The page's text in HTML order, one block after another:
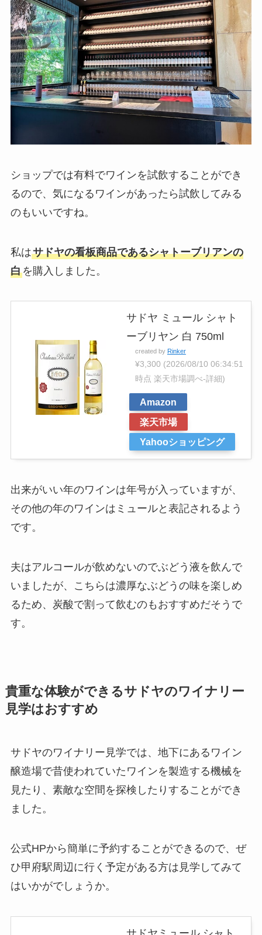
ショップでは有料でワインを試飲することができ
るので、気になるワインがあったら試飲してみる
のもいいですね。
私はサドヤの看板商品であるシャトーブリアンの
白を購入しました。
サドヤ ミュール シャト
ーブリヤン 白 750ml
created by Rinker
¥3,300 (2026/08/10 06:34:51
時点 楽天市場調べ-詳細)
Amazon
楽天市場
Yahooショッピング
出来がいい年のワインは年号が入っていますが、
その他の年のワインはミュールと表記されるよう
です。
夫はアルコールが飲めないのでぶどう液を飲んで
いましたが、こちらは濃厚なぶどうの味を楽しめ
るため、炭酸で割って飲むのもおすすめだそうで
す。
貴重な体験ができるサドヤのワイナリー
見学はおすすめ
サドヤのワイナリー見学では、地下にあるワイン
醸造場で昔使われていたワインを製造する機械を
見たり、素敵な空間を探検したりすることができ
ました。
公式HPから簡単に予約することができるので、ぜ
ひ甲府駅周辺に行く予定がある方は見学してみて
はいかがでしょうか。